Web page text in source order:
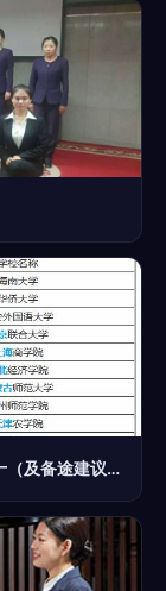
软科权威发布 2025年酒店管理专业全球前十（及备途建议）